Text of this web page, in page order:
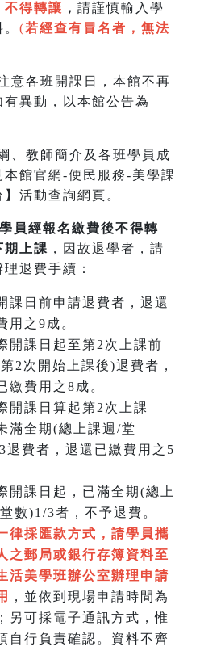
不得轉讓 ， 請謹慎輸入學
(若經查有冒名者，無法
意各班開課日，本館不再
異動，以本館公告為
、教師簡介及各班學員成
館官網-便民服務-美學課
活動查詢網頁。
學員經報名繳費後不得轉
期上課 ，因故退學者，請
退費手續：
課日前申請退費者，退還
用之9成。
開課日起至第2次上課前
2次開始上課後)退費者，
繳費用之8成。
開課日算起第2次上課
滿全期(總上課週/堂
退費者，退還已繳費用之5
開課日起，已滿全期(總上
數)1/3者，不予退費。
律採匯款方式，請學員攜
之郵局或銀行存簿資料至
活美學班辦公室辦理申請
，並依到現場申請時間為
另可採電子通訊方式，惟
自行負責確認。資料不齊